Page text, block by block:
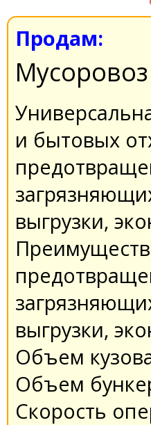
Продам:
Мусоровоз
и бытовых
выгрузки,
выгрузки,
Объем
Объем
Скорость